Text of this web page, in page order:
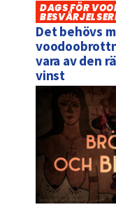
DAGS FÖR
Det behövs
vara av den
vinst